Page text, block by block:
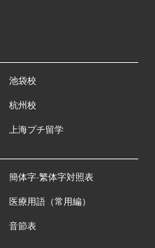
池袋校
杭州校
上海プチ留学
簡体字·繁体字対照表
医療用語（常用編）
音節表